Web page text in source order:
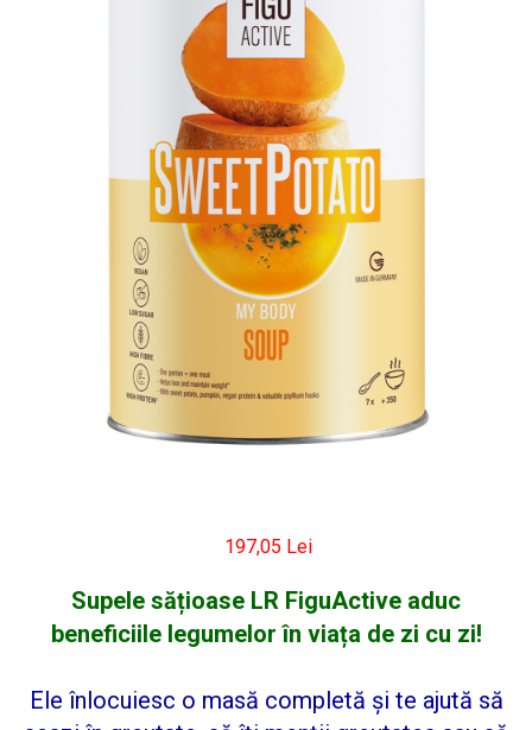
LR ZEITGARD SISTEMUL ANTI-
LR ZEITGARD SISTEMUL DE CURĂŢARE
LR ZEITGARD ÎNGRIJIRE SPECIALĂ
LR ZEITGARD ÎNGRIJIREA TENULUI
PROTECŢIE SOLARĂ
ÎNGRIJIRE BEBELUȘI ȘI COPII
ÎNGRIJIRE DENTARĂ
ÎNGRIJIRE PENTRU BĂRBAŢI
ÎNGRIJIREA & CURĂŢAREA
ÎNGRIJIREA PĂRULUI
197,05 Lei
Supele sățioase LR FiguActive aduc
beneficiile legumelor în viața de zi cu zi!
Ele înlocuiesc o masă completă și te ajută să